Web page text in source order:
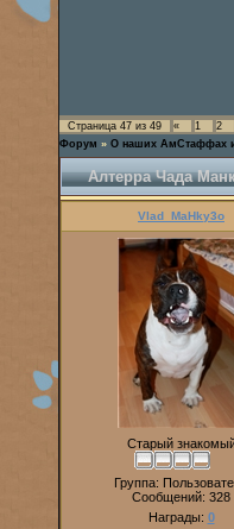
Страница 47 из 49 « 1 2
Форум » О наших АмСтаффах
Алтерра Чада
Vlad_MaHky3o
Старый
Группа:
Сообщений: 328
Награды: 0